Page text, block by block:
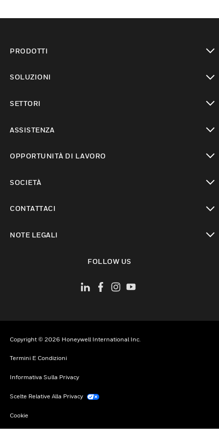
PRODOTTI
SOLUZIONI
SETTORI
ASSISTENZA
OPPORTUNITÀ DI LAVORO
SOCIETÀ
CONTATTACI
NOTE LEGALI
FOLLOW US
Copyright © 2026 Honeywell International Inc.
Termini E Condizioni
Informativa Sulla Privacy
Scelte Relative Alla Privacy
Cookie